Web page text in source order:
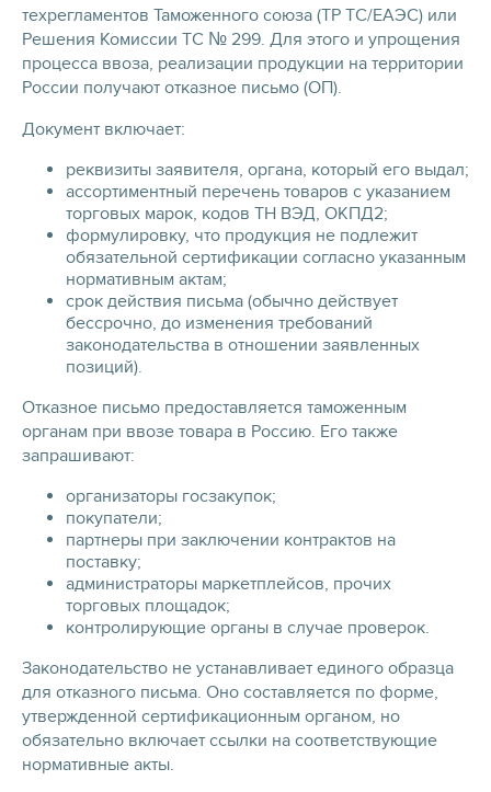
техрегламентов Таможенного союза (ТР ТС/ЕАЭС) или
Решения Комиссии ТС № 299. Для этого и упрощения
процесса ввоза, реализации продукции на территории
России получают отказное письмо (ОП).
Документ включает:
реквизиты заявителя, органа, который его выдал;
ассортиментный перечень товаров с указанием
торговых марок, кодов ТН ВЭД, ОКПД2;
формулировку, что продукция не подлежит
обязательной сертификации согласно указанным
нормативным актам;
срок действия письма (обычно действует
бессрочно, до изменения требований
законодательства в отношении заявленных
позиций).
Отказное письмо предоставляется таможенным
органам при ввозе товара в Россию. Его также
запрашивают:
организаторы госзакупок;
покупатели;
партнеры при заключении контрактов на
поставку;
администраторы маркетплейсов, прочих
торговых площадок;
контролирующие органы в случае проверок.
Законодательство не устанавливает единого образца
для отказного письма. Оно составляется по форме,
утвержденной сертификационным органом, но
обязательно включает ссылки на соответствующие
нормативные акты.